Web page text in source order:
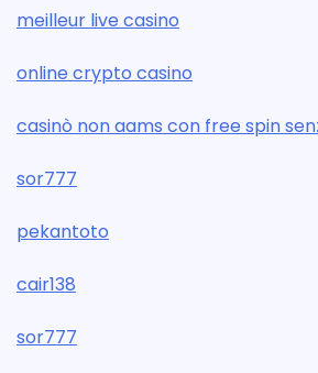
meilleur live casino
online crypto casino
casinò non aams con free spin
sor777
pekantoto
cair138
sor777